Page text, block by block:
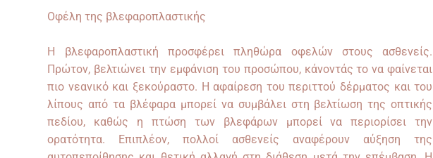
Oφέλη της βλεφαροπλαστικής
Η βλεφαροπλαστική προσφέρει πληθώρα οφελών στους ασθενείς.
Πρώτον, βελτιώνει την εμφάνιση του προσώπου, κάνοντάς το να φαίνεται
πιο νεανικό και ξεκούραστο. Η αφαίρεση του περιττού δέρματος και του
λίπους από τα βλέφαρα μπορεί να συμβάλει στη βελτίωση της οπτικής
πεδίου, καθώς η πτώση των βλεφάρων μπορεί να περιορίσει την
ορατότητα. Επιπλέον, πολλοί ασθενείς αναφέρουν αύξηση της